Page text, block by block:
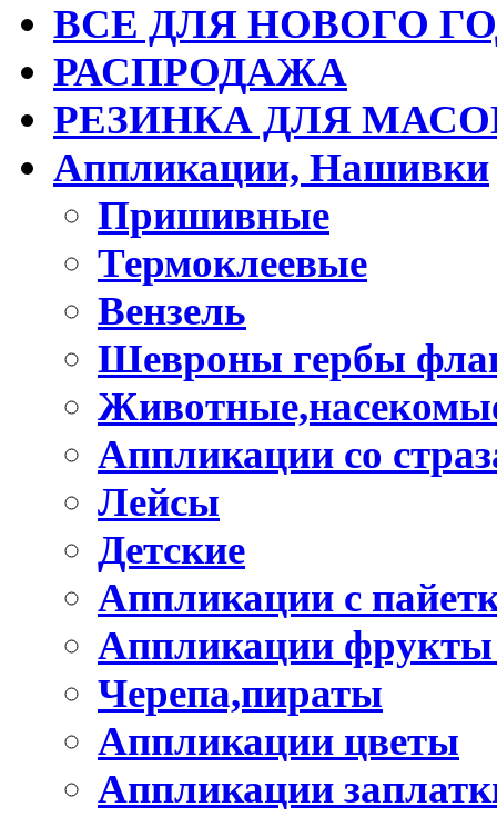
ВСЕ ДЛЯ НОВОГО
РАСПРОДАЖА
РЕЗИНКА ДЛЯ
Аппликации, Нашивки
Пришивные
Термоклеевые
Вензель
Шевроны гербы
Аппликации со
Лейсы
Детские
Аппликации с
Аппликации
Черепа,пираты
Аппликации цветы
Аппликации